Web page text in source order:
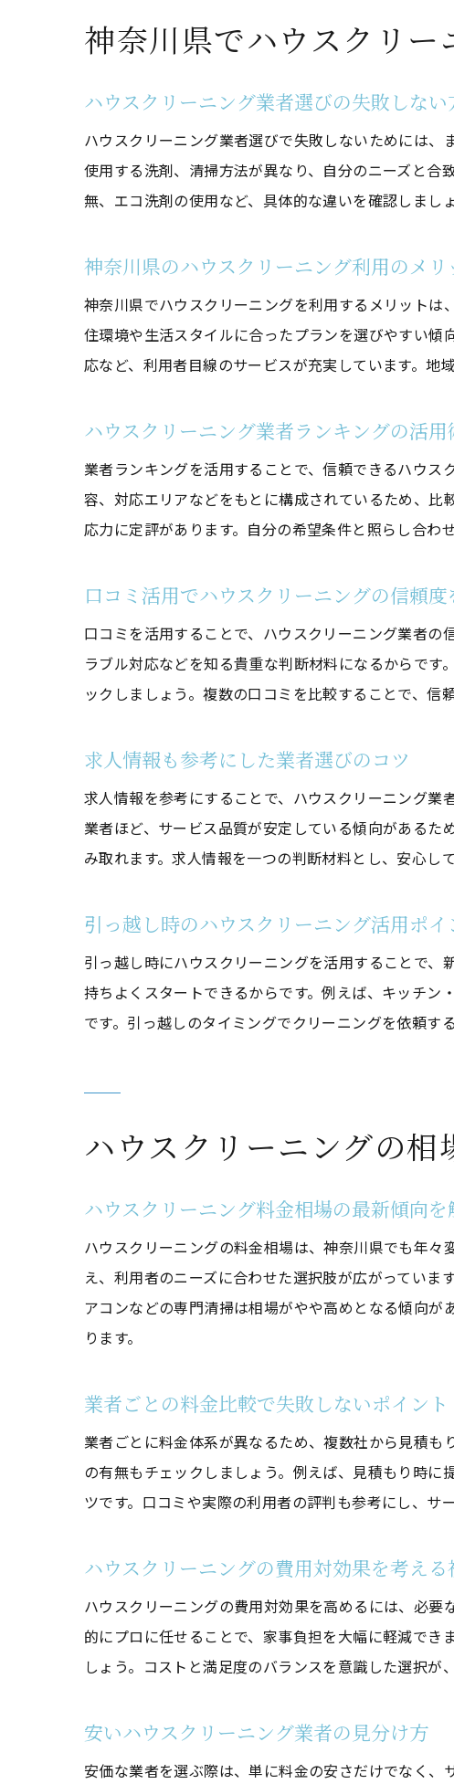
神奈川県でハウスクリー
ハウスクリーニング業者選びの失敗しない
ハウスクリーニング業者選びで失敗しないためには
使用する洗剤、清掃方法が異なり、自分のニーズと
無、エコ洗剤の使用など、具体的な違いを確認しまし
神奈川県のハウスクリーニング利用のメリ
神奈川県でハウスクリーニングを利用するメリットは
住環境や生活スタイルに合ったプランを選びやすい
応など、利用者目線のサービスが充実しています。地
ハウスクリーニング業者ランキングの活用
業者ランキングを活用することで、信頼できるハウ
容、対応エリアなどをもとに構成されているため、
応力に定評があります。自分の希望条件と照らし合わ
口コミ活用でハウスクリーニングの信頼
口コミを活用することで、ハウスクリーニング業者
ラブル対応などを知る貴重な判断材料になるからで
ックしましょう。複数の口コミを比較することで、信
求人情報も参考にした業者選びのコツ
求人情報を参考にすることで、ハウスクリーニング
業者ほど、サービス品質が安定している傾向がある
み取れます。求人情報を一つの判断材料とし、安心し
引っ越し時のハウスクリーニング活用ポイ
引っ越し時にハウスクリーニングを活用することで
持ちよくスタートできるからです。例えば、キッチ
です。引っ越しのタイミングでクリーニングを依頼す
ハウスクリーニングの相
ハウスクリーニング料金相場の最新傾向を
ハウスクリーニングの料金相場は、神奈川県でも年
え、利用者のニーズに合わせた選択肢が広がってい
アコンなどの専門清掃は相場がやや高めとなる傾向
ります。
業者ごとの料金比較で失敗しないポイント
業者ごとに料金体系が異なるため、複数社から見積
の有無もチェックしましょう。例えば、見積もり時
ツです。口コミや実際の利用者の評判も参考にし、サ
ハウスクリーニングの費用対効果を考える
ハウスクリーニングの費用対効果を高めるには、必
的にプロに任せることで、家事負担を大幅に軽減で
しょう。コストと満足度のバランスを意識した選択が
安いハウスクリーニング業者の見分け方
安価な業者を選ぶ際は、単に料金の安さだけでなく